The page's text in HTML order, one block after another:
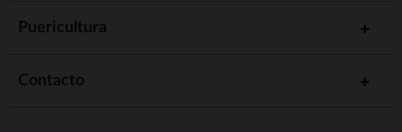
Puericultura
Contacto